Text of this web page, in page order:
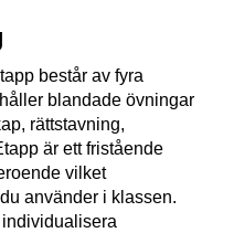
består av fyra
blandade övningar
rättstavning,
är ett fristående
vilket
använder i klassen.